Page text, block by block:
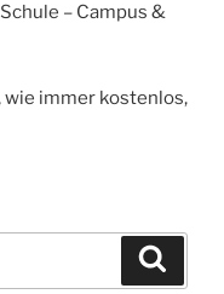
– Campus &
wie immer kostenlos,